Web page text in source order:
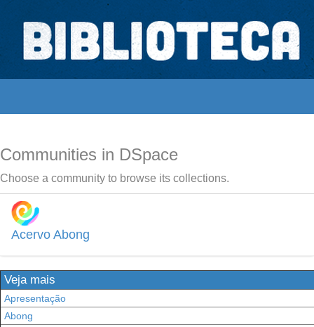
Skip
navigation
Biblioteca Digital Abong
Espaços para ajustar tela
Communities in DSpace
Choose a community to browse its collections.
Acervo Abong
Veja mais
Apresentação
Abong